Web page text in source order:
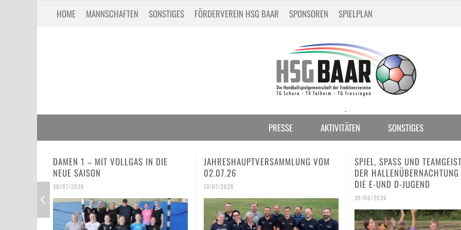
HOME MANNSCHAFTEN SONSTIGES FÖRDERVEREIN HSG BAAR SPONSOREN SPIELPLAN
.
PRESSE AKTIVITÄTEN SONSTIGES
JAHRESHAUPTVERSAMMLUNG VOM
02.07.26
13/07/2026
SPIEL, SPASS UND TEAMGEIST BEI D
ER HALLENÜBERNACHTUNG FÜR D
IE E-UND D-JUGEND
30/06/2026
DREI HSG-TALENTE BEIM
INTERNATIONALEN
IN SCHAFFHAUSEN
30/06/2026